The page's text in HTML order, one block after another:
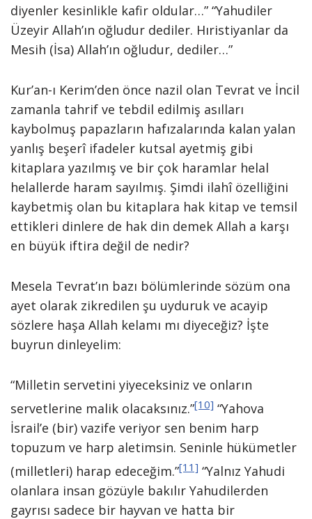
diyenler kesinlikle kafir oldular…” “Yahudiler
Üzeyir Allah’ın oğludur dediler. Hıristiyanlar da
Mesih (İsa) Allah’ın oğludur, dediler…”
Kur’an-ı Kerim’den önce nazil olan Tevrat ve İncil
zamanla tahrif ve tebdil edilmiş asılları
kaybolmuş papazların hafızalarında kalan yalan
yanlış beşerî ifadeler kutsal ayetmiş gibi
kitaplara yazılmış ve bir çok haramlar helal
helallerde haram sayılmış. Şimdi ilahî özelliğini
kaybetmiş olan bu kitaplara hak kitap ve temsil
ettikleri dinlere de hak din demek Allah a karşı
en büyük iftira değil de nedir?
Mesela Tevrat’ın bazı bölümlerinde sözüm ona
ayet olarak zikredilen şu uyduruk ve acayip
sözlere haşa Allah kelamı mı diyeceğiz? İşte
buyrun dinleyelim:
“Milletin servetini yiyeceksiniz ve onların
servetlerine malik olacaksınız.”[10] “Yahova
İsrail’e (bir) vazife veriyor sen benim harp
topuzum ve harp aletimsin. Seninle hükümetler
(milletleri) harap edeceğim.”[11] “Yalnız Yahudi
olanlara insan gözüyle bakılır Yahudilerden
gayrısı sadece bir hayvan ve hatta bir